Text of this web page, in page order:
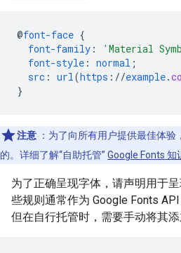
@font-face {
font-family : 'Material
font-style : normal ;
src : url(https ://example.
}
注意 ：为了向所有用户提供最佳体验
的。详细了解“自助托管” Google Fonts 知
为了正确呈现字体，请声明用于
些规则通常作为 Google Fonts
但在自行托管时，需要手动将其添